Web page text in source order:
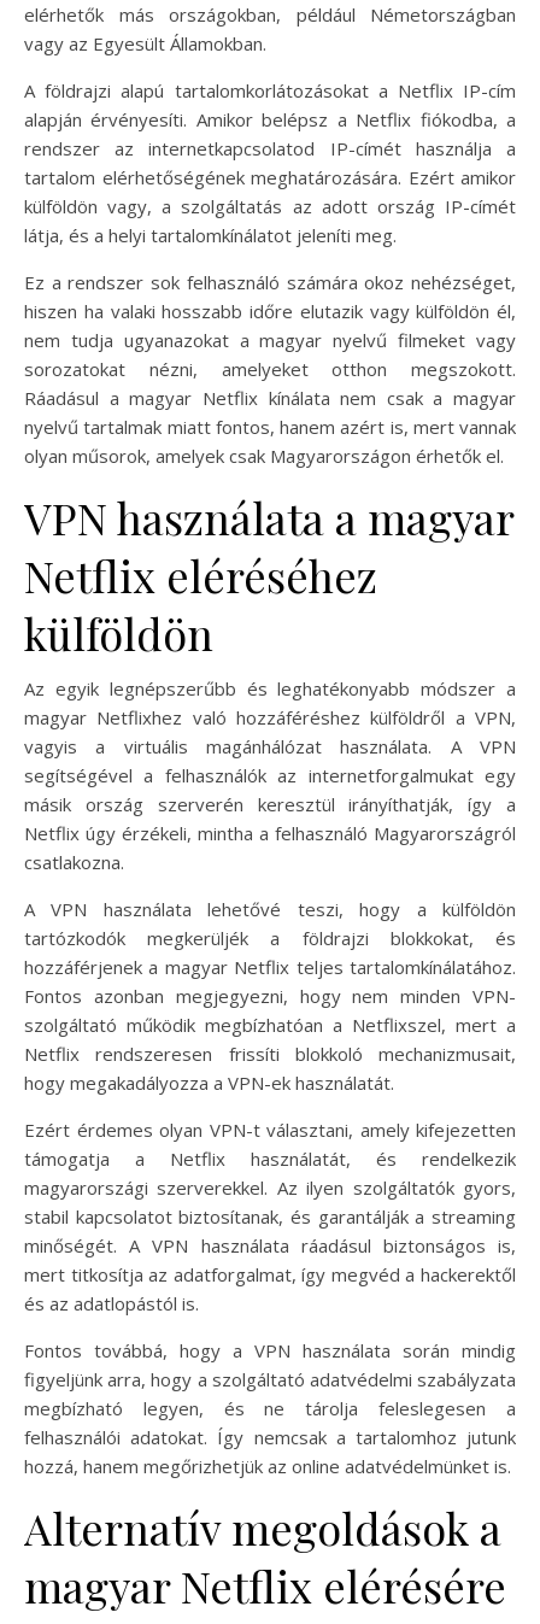
elérhetők más országokban, például Németországban
vagy az Egyesült Államokban.
A földrajzi alapú tartalomkorlátozásokat a Netflix IP-cím
alapján érvényesíti. Amikor belépsz a Netflix fiókodba, a
rendszer az internetkapcsolatod IP-címét használja a
tartalom elérhetőségének meghatározására. Ezért amikor
külföldön vagy, a szolgáltatás az adott ország IP-címét
látja, és a helyi tartalomkínálatot jeleníti meg.
Ez a rendszer sok felhasználó számára okoz nehézséget,
hiszen ha valaki hosszabb időre elutazik vagy külföldön él,
nem tudja ugyanazokat a magyar nyelvű filmeket vagy
sorozatokat nézni, amelyeket otthon megszokott.
Ráadásul a magyar Netflix kínálata nem csak a magyar
nyelvű tartalmak miatt fontos, hanem azért is, mert vannak
olyan műsorok, amelyek csak Magyarországon érhetők el.
VPN használata a magyar
Netflix eléréséhez
külföldön
Az egyik legnépszerűbb és leghatékonyabb módszer a
magyar Netflixhez való hozzáféréshez külföldről a VPN,
vagyis a virtuális magánhálózat használata. A VPN
segítségével a felhasználók az internetforgalmukat egy
másik ország szerverén keresztül irányíthatják, így a
Netflix úgy érzékeli, mintha a felhasználó Magyarországról
csatlakozna.
A VPN használata lehetővé teszi, hogy a külföldön
tartózkodók megkerüljék a földrajzi blokkokat, és
hozzáférjenek a magyar Netflix teljes tartalomkínálatához.
Fontos azonban megjegyezni, hogy nem minden VPN-
szolgáltató működik megbízhatóan a Netflixszel, mert a
Netflix rendszeresen frissíti blokkoló mechanizmusait,
hogy megakadályozza a VPN-ek használatát.
Ezért érdemes olyan VPN-t választani, amely kifejezetten
támogatja a Netflix használatát, és rendelkezik
magyarországi szerverekkel. Az ilyen szolgáltatók gyors,
stabil kapcsolatot biztosítanak, és garantálják a streaming
minőségét. A VPN használata ráadásul biztonságos is,
mert titkosítja az adatforgalmat, így megvéd a hackerektől
és az adatlopástól is.
Fontos továbbá, hogy a VPN használata során mindig
figyeljünk arra, hogy a szolgáltató adatvédelmi szabályzata
megbízható legyen, és ne tárolja feleslegesen a
felhasználói adatokat. Így nemcsak a tartalomhoz jutunk
hozzá, hanem megőrizhetjük az online adatvédelmünket is.
Alternatív megoldások a
magyar Netflix elérésére